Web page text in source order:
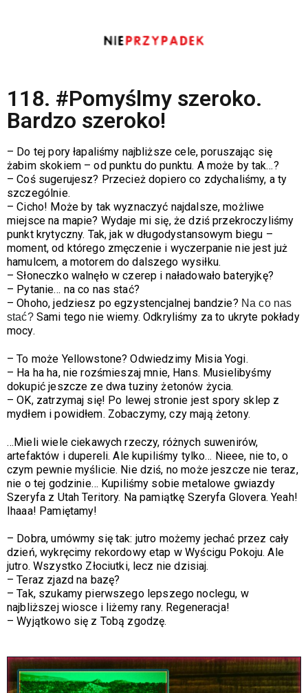
118. #Pomyślmy szeroko.
Bardzo szeroko!
– Do tej pory łapaliśmy najbliższe cele, poruszając się
żabim skokiem – od punktu do punktu. A może by tak…?
– Coś sugerujesz? Przecież dopiero co zdychaliśmy, a ty
szczególnie.
–Cicho! Może by tak wyznaczyć najdalsze, możliwe
miejsce na mapie? Wydaje mi się, że dziś przekroczyliśmy
punkt krytyczny. Tak, jak w długodystansowym biegu –
moment, od którego zmęczenie i wyczerpanie nie jest już
hamulcem, a motorem do dalszego wysiłku.
–Słoneczko walnęło w czerep i naładowało bateryjkę?
– Pytanie… na co nas stać?
–Ohoho, jedziesz po egzystencjalnej bandzie? Na co nas
stać? Sami tego nie wiemy. Odkryliśmy za to ukryte pokłady
mocy.
–To może Yellowstone? Odwiedzimy Misia Yogi.
– Ha ha ha, nie rozśmieszaj mnie, Hans. Musielibyśmy
dokupić jeszcze ze dwa tuziny żetonów życia.
– OK, zatrzymaj się! Po lewej stronie jest spory sklep z
mydłem i powidłem. Zobaczymy, czy mają żetony.
…Mieli wiele ciekawych rzeczy, różnych suwenirów,
artefaktów i dupereli. Ale kupiliśmy tylko… Nieee, nie to, o
czym pewnie myślicie. Nie dziś, no może jeszcze nie teraz,
nie o tej godzinie… Kupiliśmy sobie metalowe gwiazdy
Szeryfa z Utah Teritory. Na pamiątkę Szeryfa Glovera. Yeah!
Ihaaa! Pamiętamy!
– Dobra, umówmy się tak: jutro możemy jechać przez cały
dzień, wykręcimy rekordowy etap w Wyścigu Pokoju. Ale
jutro. Wszystko Złociutki, lecz nie dzisiaj.
– Teraz zjazd na bazę?
–Tak, szukamy pierwszego lepszego noclegu, w
najbliższej wiosce i liżemy rany. Regeneracja!
–Wyjątkowo się z Tobą zgodzę.